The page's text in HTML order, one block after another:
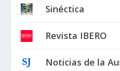
Sinéctica
Revista IBERO
Noticias de la